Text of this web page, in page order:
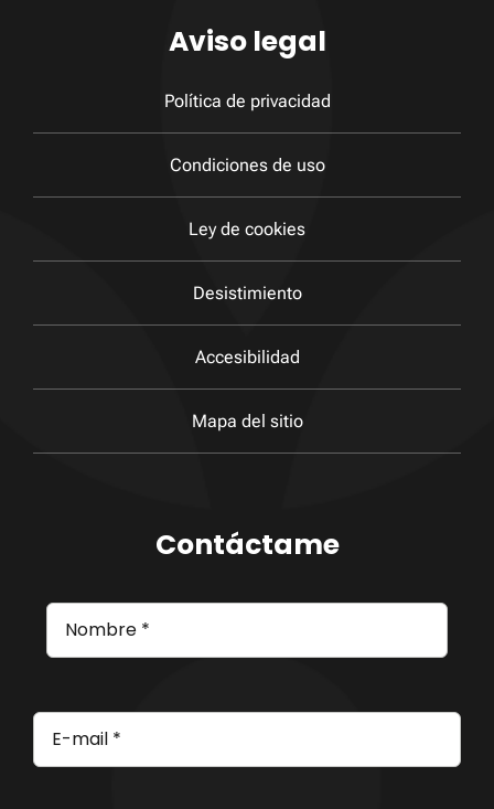
Aviso legal
Política de privacidad
Condiciones de uso
Ley de cookies
Desistimiento
Accesibilidad
Mapa del sitio
Contáctame
Correo
electrónico